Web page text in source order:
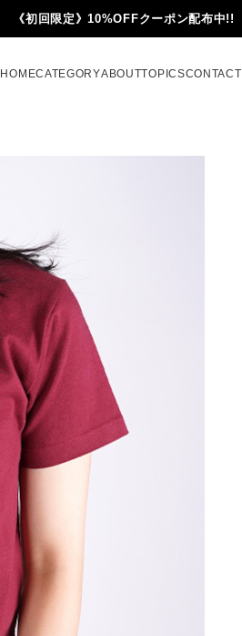
《初回限定》10%OFFクーポン配布中!!
HOMECATEGORYABOUTTOPICSCONTACT